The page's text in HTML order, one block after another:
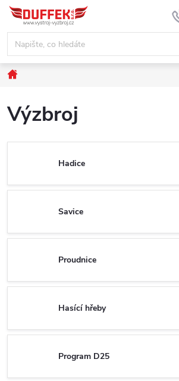
Přejít
obsah
Výzbroj
Hadice
Savice
Proudnice
Hasící hřeby
Program D25